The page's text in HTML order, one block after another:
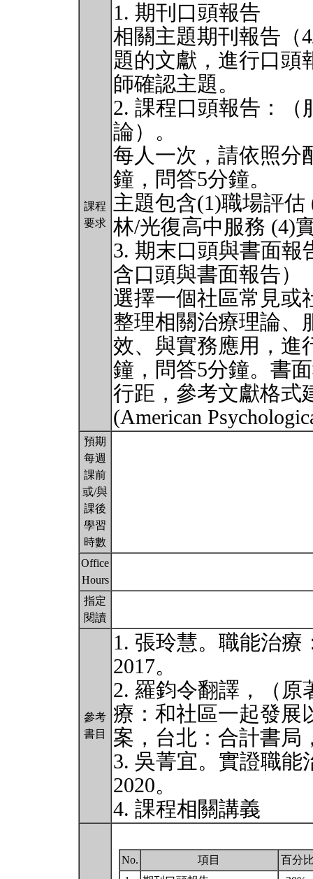
課程
要求
1. 期刊口頭報告
相關主題期刊報告（
題的文獻，進行口頭
師確認主題。
2. 課程口頭報告：（
論）。
每人一次，請依照分
鐘，問答5分鐘。
主題包含(1)職場評
林/光復高中服務 (4)
3. 期末口頭與書面報
含口頭與書面報告）
選擇一個社區常見或
整理相關治療理論、
效、與實務應用，進
鐘，問答5分鐘。書
行距，參考文獻格式
(American
預期
每週
課前
或/與
課後
學習
時數
Office
Hours
指定
閱讀
參考
書目
1. 張玲慧。職能治
2017。
2. 羅鈞令翻譯，（原
療：和社區一起發展
案，台北：合計書局
3. 吳菁宜。實證職能
2020。
4. 課程相關講義
No. 項目
百分